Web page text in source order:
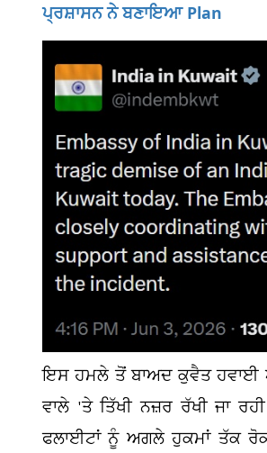
ਪ੍ਰਸ਼ਾਸਨ ਨੇ ਬਣਾਇਆ Plan
ਇਸ ਹਮਲੇ ਤੋਂ ਬਾਅਦ ਕੁਵੈਤ ਹਵਾਈ
ਵਾਲੇ 'ਤੇ ਤਿੱਖੀ ਨਜ਼ਰ ਰੱਖੀ ਜਾ
ਫਲਾਈਟਾਂ ਨੂੰ ਅਗਲੇ ਹੁਕਮਾਂ ਤੱਕ